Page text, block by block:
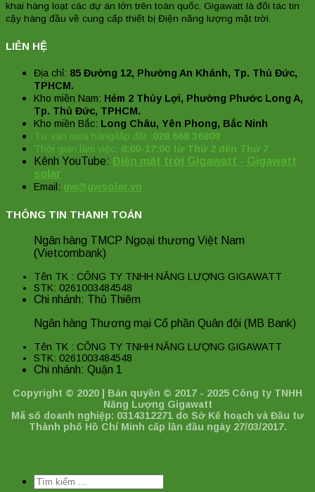
khai hàng loạt các dự án lớn trên toàn quốc. Gigawatt là đối tác tin
cậy hàng đầu về cung cấp thiết bị Điện năng lượng mặt trời.
LIÊN HỆ
Địa chỉ: 85 Đường 12, Phường An Khánh, Tp. Thủ Đức,
TPHCM.
Kho miền Nam: Hẻm 2 Thủy Lợi, Phường Phước Long A,
Tp. Thủ Đức, TPHCM.
Kho miền Bắc: Long Châu, Yên Phong, Bắc Ninh
Tư vấn mua hàng/lắp đặt: 028 668 36809
Thời gian làm việc: 8:00-17:00 từ Thứ 2 đến Thứ 7
Kênh YouTube: Điện mặt trời Gigawatt - Gigawatt
solar
Email: gw@gwsolar.vn
THÔNG TIN THANH TOÁN
Ngân hàng TMCP Ngoại thương Việt Nam
(Vietcombank)
Tên TK : CÔNG TY TNHH NĂNG LƯỢNG GIGAWATT
STK: 0261003484548
Chi nhánh: Thủ Thiêm
Ngân hàng Thương mại Cổ phần Quân đội (MB Bank)
Tên TK : CÔNG TY TNHH NĂNG LƯỢNG GIGAWATT
STK: 0261003484548
Chi nhánh: Quận 1
Copyright © 2020 | Bản quyền © 2017 - 2025 Công ty TNHH
Năng Lượng Gigawatt
Mã số doanh nghiệp: 0314312271 do Sở Kế hoạch và Đầu tư
Thành phố Hồ Chí Minh cấp lần đầu ngày 27/03/2017.
Tìm